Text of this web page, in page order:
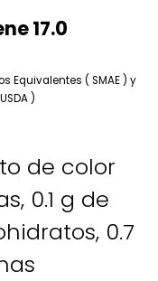
17.0
Equivalentes ( SMAE ) y
)
de color
0.1 g de
0.7